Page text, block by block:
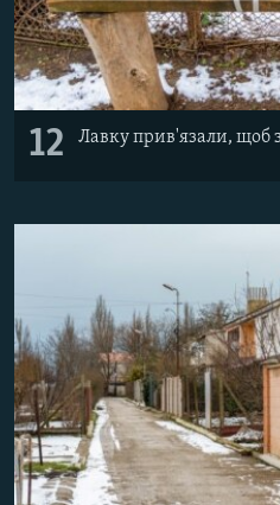
12 Лавку прив'язали, щоб